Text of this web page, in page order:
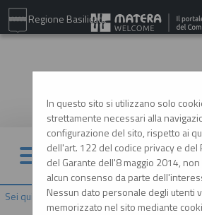
Regione Basilicata
Sei qui: Home»Informazioni»Helpdesk
In questo sito si utilizzano solo
strettamente necessari alla
configurazione del sito, rispetto ai
dell'art. 122 del codice privacy e
del Garante dell'8 maggio 2014,
alcun consenso da parte
Nessun dato personale degli utenti
memorizzato nel sito mediante